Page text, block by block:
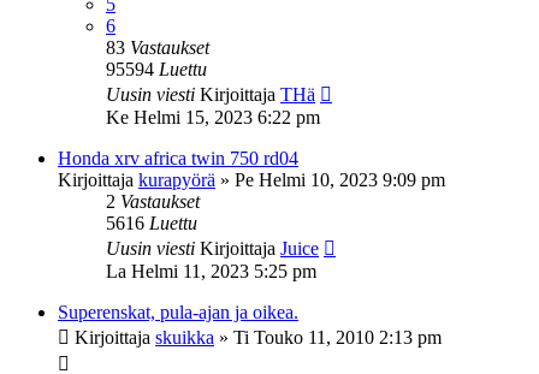
6
83 Vastaukset
95594 Luettu
Uusin viesti Kirjoittaja THä
Ke Helmi 15, 2023 6:22 pm
Honda xrv africa twin 750 rd04
Kirjoittaja kurapyörä » Pe Helmi 10, 2023 9:09 pm
2 Vastaukset
5616 Luettu
Uusin viesti Kirjoittaja Juice
La Helmi 11, 2023 5:25 pm
Superenskat, pula-ajan ja oikea.
Kirjoittaja skuikka » Ti Touko 11, 2010 2:13 pm